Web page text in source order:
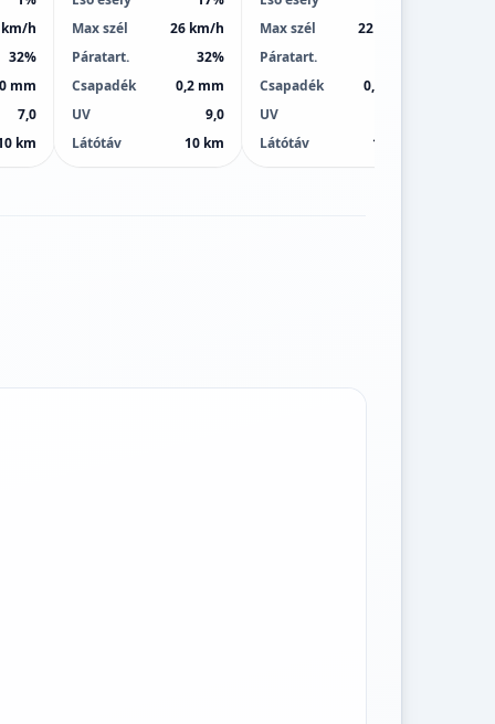
km/h
32%
mm
7,0
km
Max szél
26 km/h
Páratart.
32%
Csapadék
0,2 mm
UV
9,0
Látótáv
10 km
Max szél
22 km/h
Páratart.
Csapadék
0,0 mm
UV
Látótáv
10 km